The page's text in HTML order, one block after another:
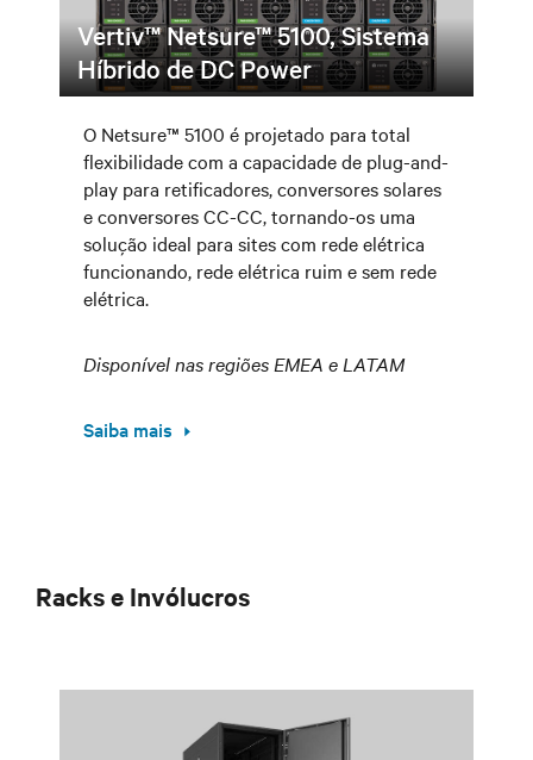
Vertiv™ Netsure™ 5100, Sistema
Híbrido de DC Power
O Netsure™ 5100 é projetado para total
flexibilidade com a capacidade de plug-and-
play para retificadores, conversores solares
e conversores CC-CC, tornando-os uma
solução ideal para sites com rede elétrica
funcionando, rede elétrica ruim e sem rede
elétrica.
Disponível nas regiões EMEA e LATAM
Saiba mais
Racks e Invólucros